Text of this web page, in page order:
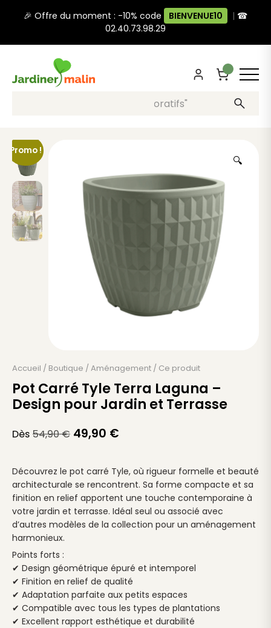
🎉 Offre du moment : -10% code BIENVENUE10 | ☎
02.40.73.98.29
Recherche, ex: "pots décoratifs"
Promo !
🔍
Accueil / Boutique /Aménagement / Ce produit
Pot Carré Tyle Terra Laguna –
Design pour Jardin et Terrasse
Dès 54,90€ 49,90 €
Découvrez le pot carré Tyle, où rigueur formelle et beauté
architecturale se rencontrent. Sa forme compacte et sa
finition en relief apportent une touche contemporaine à
votre jardin et terrasse. Idéal seul ou associé avec
d’autres modèles de la collection pour un aménagement
harmonieux.
Points forts :
✔ Design géométrique épuré et intemporel
✔ Finition en relief de qualité
✔ Adaptation parfaite aux petits espaces
✔ Compatible avec tous les types de plantations
✔ Excellent rapport esthétique et durabilité